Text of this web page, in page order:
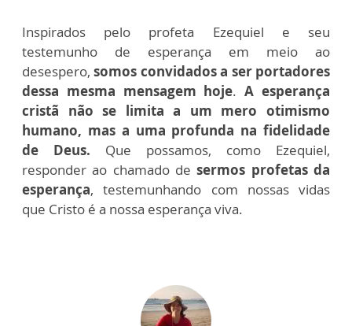
Inspirados pelo profeta Ezequiel e seu
testemunho de esperança em meio ao
desespero,somos convidados a ser portadores
dessa mesma mensagem hoje.A esperança
cristã não se limita a um mero otimismo
humano, mas a uma profunda na fidelidade
de Deus. Que possamos, como Ezequiel,
responder ao chamado desermos profetas da
esperança, testemunhando com nossas vidas
que Cristo é a nossa esperança viva.